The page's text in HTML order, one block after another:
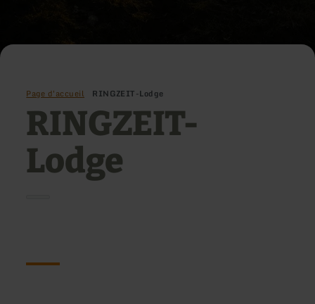
Page d'accueil RINGZEIT-Lodge
RINGZEIT-
Lodge